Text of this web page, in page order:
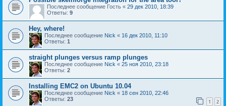
Последнее сообщение Гость « 29 дек 2010, 18:39
Ответы: 9
Hey, where!
Последнее сообщение Nick « 16 дек 2010, 11:10
Ответы: 1
straight plunges versus ramp plunges
Последнее сообщение Nick « 25 ноя 2010, 23:18
Ответы: 2
Installing EMC2 on Ubuntu 10.04
Последнее сообщение Nick « 18 сен 2010, 22:46
Ответы: 23 1 2